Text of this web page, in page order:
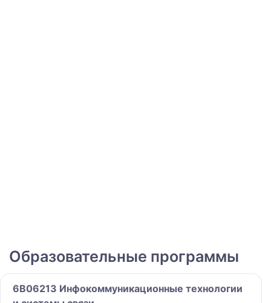
Образовательные программы
6B06213 Инфокоммуникационные технологии